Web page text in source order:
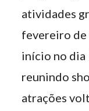
atividades
fevereiro de
início no dia
reunindo
atrações